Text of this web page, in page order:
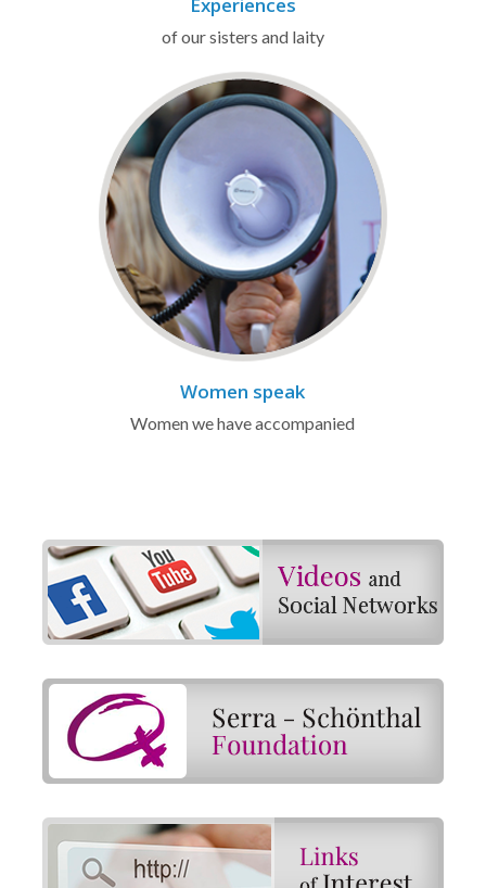
of our sisters and laity
Women speak
Women we have accompanied